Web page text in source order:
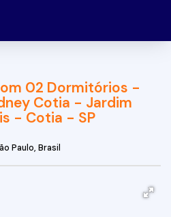
02 Dormitórios -
Cotia - Jardim
- Cotia - SP
Paulo, Brasil